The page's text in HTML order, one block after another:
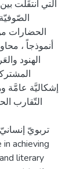
التي انتقَلت
الحضارات
أنموذجاً ،
الهنود
إشكاليَّة عامَّة
التّقارب
تربويّ
achieving
literary